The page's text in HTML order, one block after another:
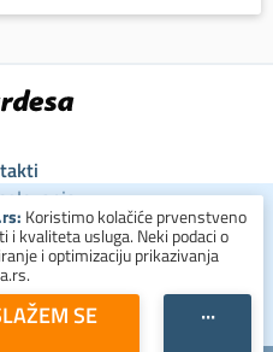
kolačiće
podataka
137
Koristimo kolačiće prvenstveno
i kvaliteta usluga. Neki podaci o
i optimizaciju prikazivanja
SE ···